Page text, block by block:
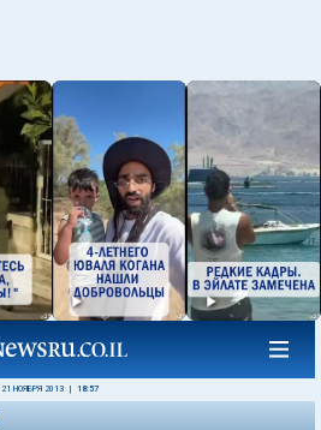
21 НОЯБРЯ 2013 18:57